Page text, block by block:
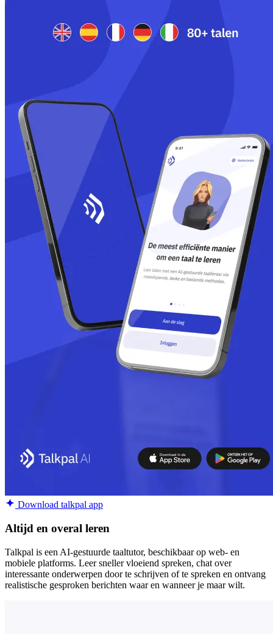
Download talkpal app
Altijd en overal leren
Talkpal is een AI-gestuurde taaltutor, beschikbaar op web- en
mobiele platforms. Leer sneller vloeiend spreken, chat over
interessante onderwerpen door te schrijven of te spreken en ontvang
realistische gesproken berichten waar en wanneer je maar wilt.